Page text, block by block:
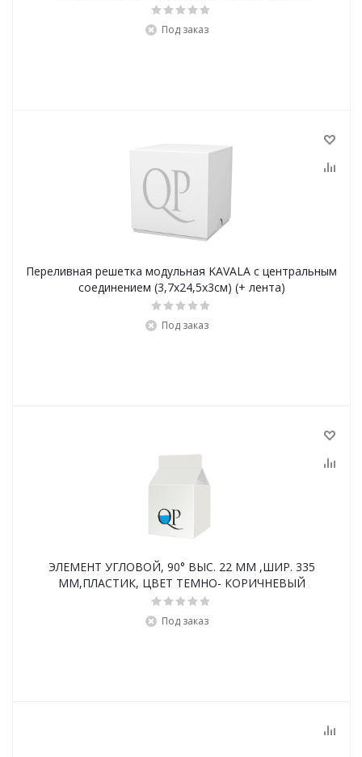
Под заказ
Переливная решетка модульная KAVALA с центральным
соединением (3,7x24,5x3см) (+ лента)
Под заказ
ЭЛЕМЕНТ УГЛОВОЙ, 90° ВЫС. 22 ММ ,ШИР. 335
ММ,ПЛАСТИК, ЦВЕТ ТЕМНО- КОРИЧНЕВЫЙ
Под заказ